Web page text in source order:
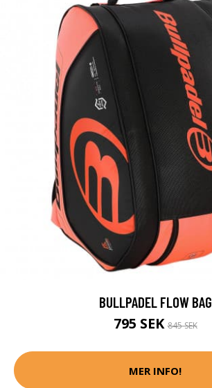
BULLPADEL FLOW BAG
795 SEK845 SEK
MER INFO!